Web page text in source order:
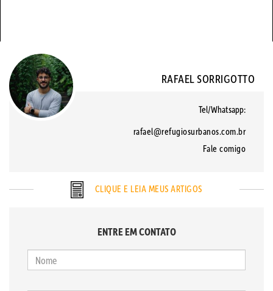
RAFAEL SORRIGOTTO
Tel/Whatsapp:
rafael@refugiosurbanos.com.br
Fale comigo
CLIQUE E LEIA MEUS ARTIGOS
ENTRE EM CONTATO